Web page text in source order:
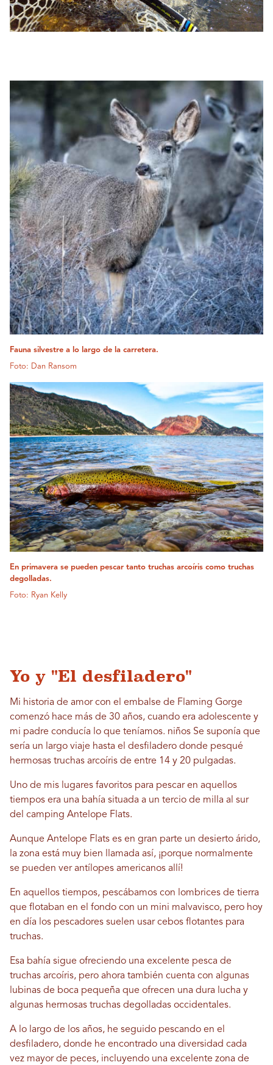
Fauna silvestre a lo largo de la carretera.
Foto: Dan Ransom
En primavera se pueden pescar tanto truchas arcoíris como truchas
degolladas.
Foto: Ryan Kelly
Yo y "El desfiladero"
Mi historia de amor con el embalse de Flaming Gorge
comenzó hace más de 30 años, cuando era adolescente y
mi padre conducía lo que teníamos. niños Se suponía que
sería un largo viaje hasta el desfiladero donde pesqué
hermosas truchas arcoíris de entre 14 y 20 pulgadas.
Uno de mis lugares favoritos para pescar en aquellos
tiempos era una bahía situada a un tercio de milla al sur
del camping Antelope Flats.
Aunque Antelope Flats es en gran parte un desierto árido,
la zona está muy bien llamada así, ¡porque normalmente
se pueden ver antílopes americanos allí!
En aquellos tiempos, pescábamos con lombrices de tierra
que flotaban en el fondo con un mini malvavisco, pero hoy
en día los pescadores suelen usar cebos flotantes para
truchas.
Esa bahía sigue ofreciendo una excelente pesca de
truchas arcoíris, pero ahora también cuenta con algunas
lubinas de boca pequeña que ofrecen una dura lucha y
algunas hermosas truchas degolladas occidentales.
A lo largo de los años, he seguido pescando en el
desfiladero, donde he encontrado una diversidad cada
vez mayor de peces, incluyendo una excelente zona de